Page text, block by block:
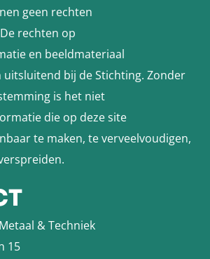
geen rechten
rechten op
en beeldmateriaal
uitsluitend bij de Stichting. Zonder
is het niet
die op deze site
te maken, te verveelvoudigen,
& Techniek
15